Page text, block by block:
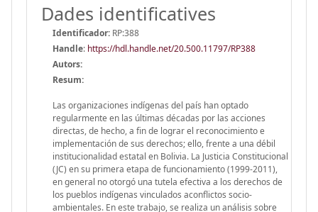
Dades identificatives
Identificador: RP:388
Handle: https://hdl.handle.net/20.500.11797/RP388
Autors:
Resum:
Las organizaciones indígenas del país han optado
regularmente en las últimas décadas por las acciones
directas, de hecho, a fin de lograr el reconocimiento e
implementación de sus derechos; ello, frente a una débil
institucionalidad estatal en Bolivia. La Justicia Constitucional
(JC) en su primera etapa de funcionamiento (1999-2011),
en general no otorgó una tutela efectiva a los derechos de
los pueblos indígenas vinculados aconflictos socio-
ambientales. En este trabajo, se realiza un análisis sobre